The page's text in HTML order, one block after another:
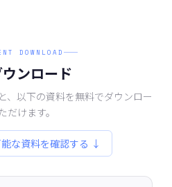
DOWNLOAD
ンロード
、以下の資料を無料でダウンロー
だけます。
な資料を確認する ↓